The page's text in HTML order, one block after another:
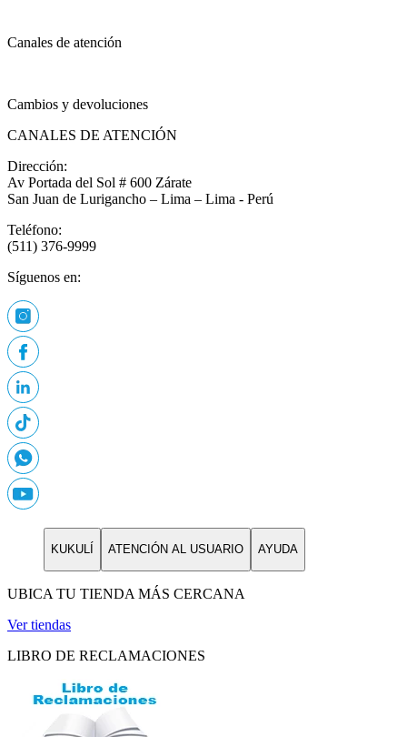
Canales de atención
Cambios y devoluciones
CANALES DE ATENCIÓN
Dirección:
Av Portada del Sol # 600 Zárate
San Juan de Lurigancho – Lima – Lima - Perú
Teléfono:
(511) 376-9999
Síguenos en:
KUKULÍ ATENCIÓN AL USUARIO AYUDA
UBICA TU TIENDA MÁS CERCANA
Ver tiendas
LIBRO DE RECLAMACIONES